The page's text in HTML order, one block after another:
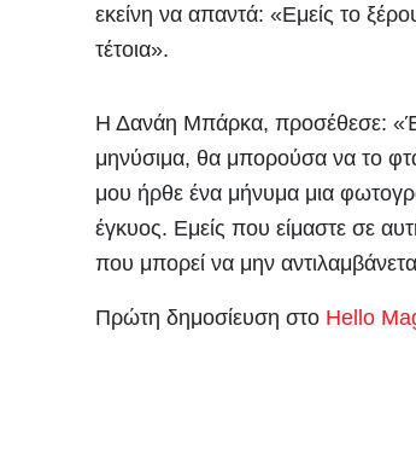
εκείνη να απαντά: «Εμείς το
τέτοια».
Η Δανάη Μπάρκα, προσέθεσε:
μηνύσιμα, θα μπορούσα να το
μου ήρθε ένα μήνυμα μια
έγκυος. Εμείς που είμαστε σε
που μπορεί να μην
Πρώτη δημοσίευση στο Hello